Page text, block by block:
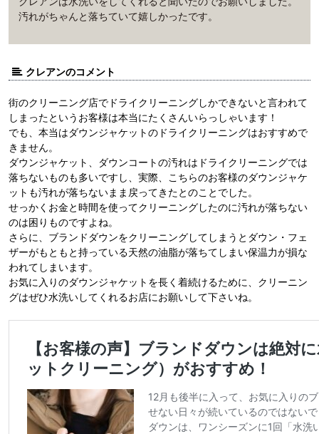
汚れがちゃんと落ちていて嬉しかったです。
クレアンのコメント
街のクリーニング店でドライクリーニングしかできないと言われて
しまったというお客様は本当にたくさんいらっしゃいます！
でも、本当はダウンジャケットのドライクリーニングはおすすめで
きません。
ダウンジャケット、ダウンコートの汚れはドライクリーニングでは
落ちないものも多いですし、実際、こちらのお客様のダウンジャケ
ットも汚れが落ちないまま戻ってきたとのことでした。
せっかくお金と時間を使ってクリーニングしたのに汚れが落ちない
のは困りものですよね。
さらに、ブランドダウンをクリーニングしてしまうとダウン・フェ
ザーがもともと持っている天然の油脂が落ちてしまい保温力が損な
われてしまいます。
お気に入りのダウンジャケットを長く着続けるために、クリーニン
グはぜひ水洗いしてくれるお店にお願いして下さいね。